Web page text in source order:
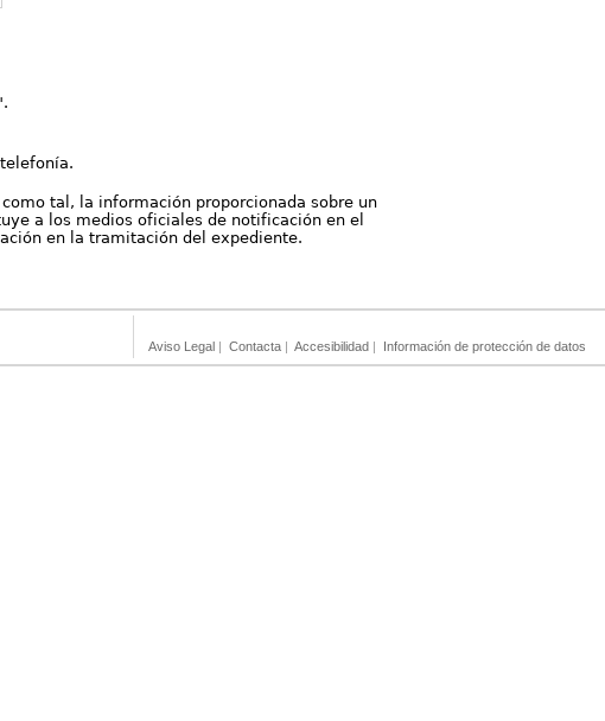
tal, la información proporcionada sobre un
a los medios oficiales de notificación en el
en la tramitación del expediente.
Aviso Legal | Contacta | Accesibilidad | Información de protección de datos